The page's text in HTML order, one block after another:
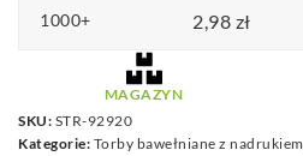
1000+ 2,98 zł
MAGAZYN
SKU: STR-92920
Kategorie: Torby bawełniane z nadrukiem